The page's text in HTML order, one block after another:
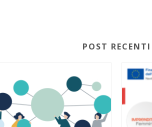
POST RECENTI